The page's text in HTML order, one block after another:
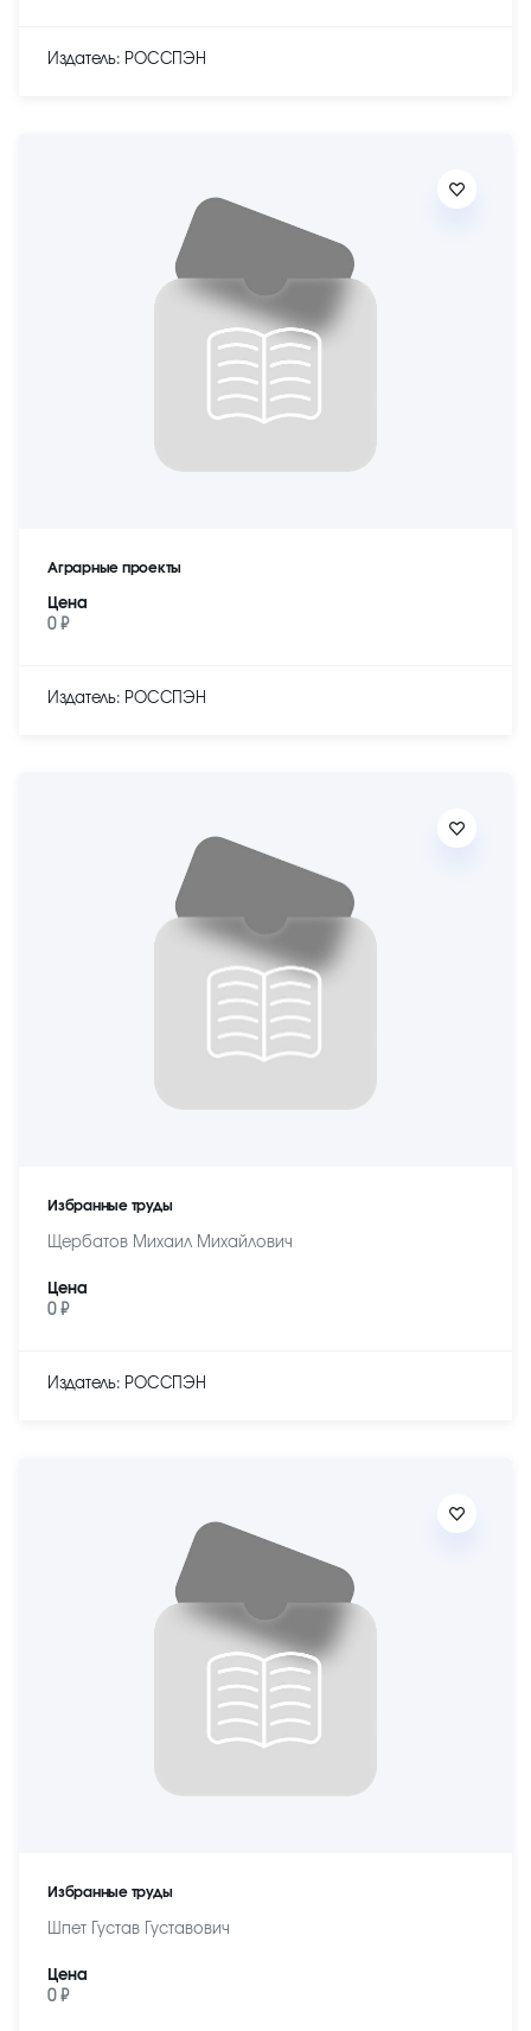
Издатель: РОССПЭН
Аграрные проекты
Цена
0 ₽
Издатель: РОССПЭН
Избранные труды
Щербатов Михаил Михайлович
Цена
0 ₽
Издатель: РОССПЭН
Избранные труды
Шпет Густав Густавович
Цена
0 ₽